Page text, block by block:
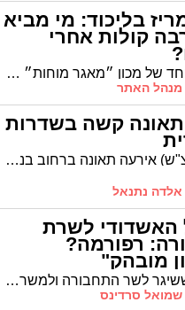
בליכוד: מי מביא
קולות אחרי
בסקר מיוחד של מכון ״מאגר מוחות״ בראשות פרופ׳ יצחק כץ שפורסם הבוקר ברדיו ירושלים נבדק מיהו חבר הכנסת, מלבד בנימין נתניהו שמביא הכי הרבה קולות חדשים לליכוד: ניר ברקת
קשה בשדרות
אמש (מוצ"ש) אירעה תאונה ברחוב בני ברית באשדוד במהלכה רוכב אופניים חשמליים ככל הנראה רכב נגד כיוון התנועה והתנגש ברוכב אופנוע. שני המעורבים נפצעו באורח קשה והועברו לטיפול רפואי בבית החולים אסותא. שוטרים הגיעו למקום, נפתחה חקירה בידי בוחן תאונות דרכים ממרחב לכיש.
האשדודי לשרת
רפורמה?
מובהק"
במכתב ששיגר לשר התחבורה ולמשרד ראה"מ, דואק דורש לשקול את הוזלת מחירי הנסיעה בתחבורה הציבורית בעיר שעלו בעקבות "מהפכת התחבורה" שהובילה השרה מיכאלי ומסביר גם למה. דואק: "זאת לא בושה לטעות, וזה מאוד מוערך להודות בטעות ולתקנה"